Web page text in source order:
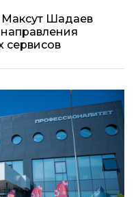
Шадаев
сервисов